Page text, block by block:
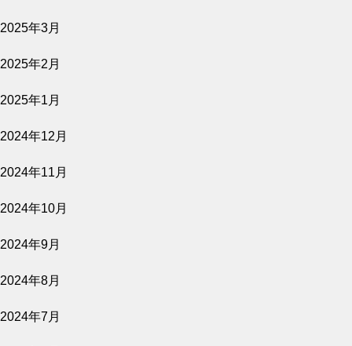
隣人たち
原爆資料館 語り継ぐものたち
きれっぱしの愛
2025年3月
2025年2月
2025年1月
2024年12月
2024年11月
2024年10月
2024年9月
2024年8月
2024年7月